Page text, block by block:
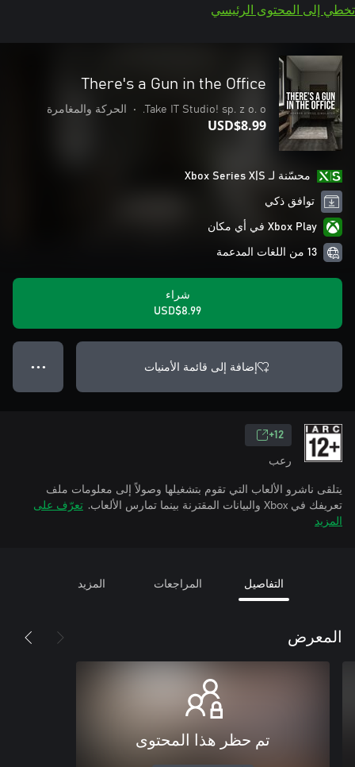
تخطي إلى المحتوى الرئيسي
There's a Gun in the Office
Take IT Studio! sp. z o. o.
• الحركة والمغامرة
USD$8.99
محسّنة لـ Xbox Series X|S
توافق ذكي
Xbox Play في أي مكان
13 من اللغات المدعمة
شراء
USD$8.99
إضافة إلى قائمة الأمنيات ● ● ●
12+
رعب
يتلقى ناشرو الألعاب التي تقوم بتشغيلها وصولاً إلى معلومات ملف
تعريفك في Xbox والبيانات المقترنة بينما تمارس الألعاب.
تعرّف على
المزيد
التفاصيل المراجعات المزيد
المعرض
تم حظر هذا المحتوى